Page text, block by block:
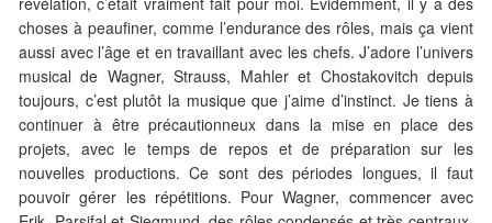
choses à peaufiner, comme l’endurance des rôles, mais ça vient
aussi avec l’âge et en travaillant avec les chefs. J’adore l’univers
musical de Wagner, Strauss, Mahler et Chostakovitch depuis
toujours, c’est plutôt la musique que j’aime d’instinct. Je tiens à
continuer à être précautionneux dans la mise en place des
projets, avec le temps de repos et de préparation sur les
nouvelles productions. Ce sont des périodes longues, il faut
pouvoir gérer les répétitions. Pour Wagner, commencer avec